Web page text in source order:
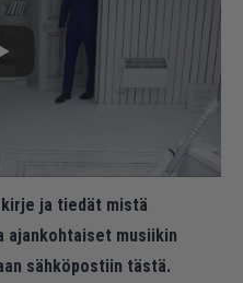
ja tiedät mistä
ajankohtaiset musiikin
sähköpostiin tästä.